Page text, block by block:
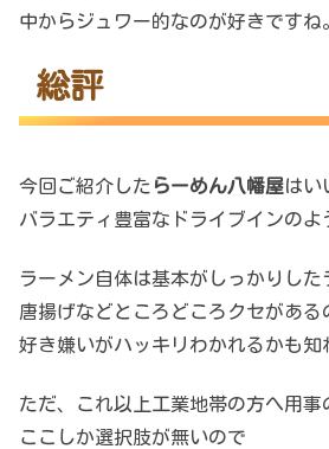
中からジュワー的なのが好きですね
総評
今回ご紹介した らーめん八幡屋はい
バラエティ豊富なドライブインのよ
ラーメン自体は基本がしっかりした
唐揚げなどところどころクセがある
好き嫌いがハッキリわかれるかも知
ただ、これ以上工業地帯の方へ用事
ここしか選択肢が無いので